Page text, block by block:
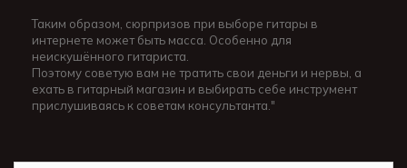
Таким образом, сюрпризов при выборе гитары в
интернете может быть масса. Особенно для
неискушённого гитариста.
Поэтому советую вам не тратить свои деньги и нервы, а
ехать в гитарный магазин и выбирать себе инструмент
прислушиваясь к советам консультанта."